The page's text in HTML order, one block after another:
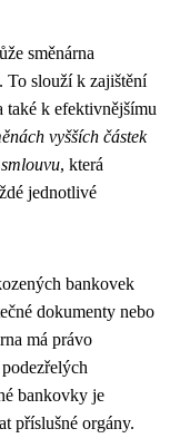
směnárna
To slouží k zajištění
také k efektivnějšímu
vyšších částek
, která
jednotlivé
bankovek
dokumenty nebo
má právo
bankovky je
příslušné orgány.